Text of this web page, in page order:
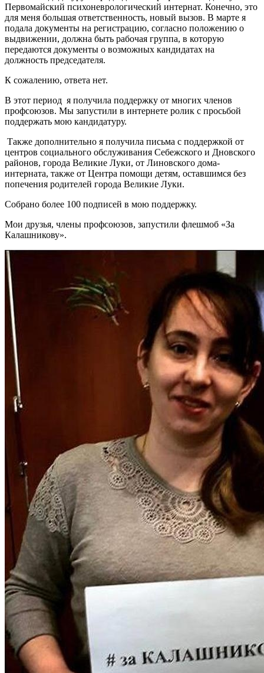
Первомайский психоневрологический интернат. Конечно, это
для меня большая ответственность, новый вызов. В марте я
подала документы на регистрацию, согласно положению о
выдвижении, должна быть рабочая группа, в которую
передаются документы о возможных кандидатах на
должность председателя.
К сожалению, ответа нет.
В этот период я получила поддержку от многих членов
профсоюзов. Мы запустили в интернете ролик с просьбой
поддержать мою кандидатуру.
Также дополнительно я получила письма с поддержкой от
центров социального обслуживания Себежского и Дновского
районов, города Великие Луки, от Линовского дома-
интерната, также от Центра помощи детям, оставшимся без
попечения родителей города Великие Луки.
Собрано более 100 подписей в мою поддержку.
Мои друзья, члены профсоюзов, запустили флешмоб «За
Калашникову».